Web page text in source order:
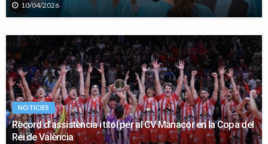
10/04/2026
NOTICIES
Rècord d’assistència i títol per al CV Manacor en la Copa del
Rei de València